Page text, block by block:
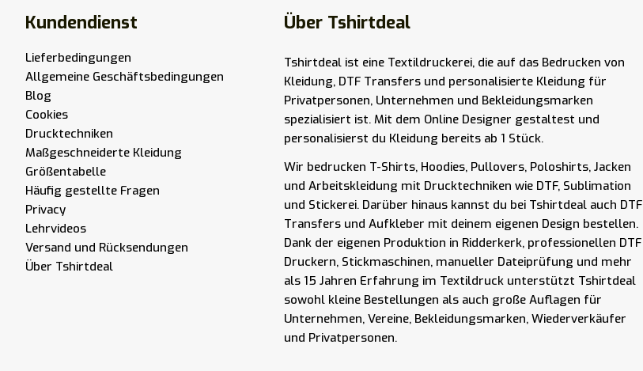
Kundendienst
Lieferbedingungen
Allgemeine Geschäftsbedingungen
Blog
Cookies
Drucktechniken
Maßgeschneiderte Kleidung
Größentabelle
Häufig gestellte Fragen
Privacy
Lehrvideos
Versand und Rücksendungen
Über Tshirtdeal
Über Tshirtdeal
Tshirtdeal ist eine Textildruckerei, die auf das Bedrucken von
Kleidung, DTF Transfers und personalisierte Kleidung für
Privatpersonen, Unternehmen und Bekleidungsmarken
spezialisiert ist. Mit dem Online Designer gestaltest und
personalisierst du Kleidung bereits ab 1 Stück.
Wir bedrucken T-Shirts, Hoodies, Pullovers, Poloshirts, Jacken
und Arbeitskleidung mit Drucktechniken wie DTF, Sublimation
und Stickerei. Darüber hinaus kannst du bei Tshirtdeal auch DTF
Transfers und Aufkleber mit deinem eigenen Design bestellen.
Dank der eigenen Produktion in Ridderkerk, professionellen DTF
Druckern, Stickmaschinen, manueller Dateiprüfung und mehr
als 15 Jahren Erfahrung im Textildruck unterstützt Tshirtdeal
sowohl kleine Bestellungen als auch große Auflagen für
Unternehmen, Vereine, Bekleidungsmarken, Wiederverkäufer
und Privatpersonen.